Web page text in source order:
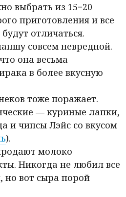
выбрать из 15−20
приготовления и все
отличаться.
совсем невредной.
она весьма
в более вкусную
тоже поражает.
— куриные лапки,
и чипсы Лэйс со вкусом
).
молоко
Никогда не любил все
но вот сыра порой